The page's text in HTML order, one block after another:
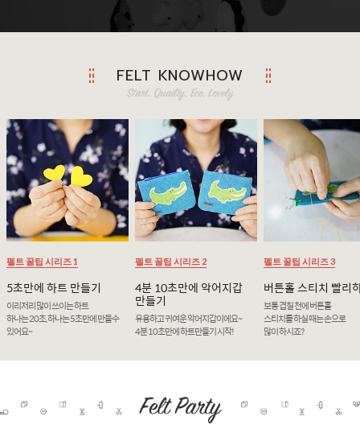
FELT KNOWHOW
펠트 꿀팁 시리즈 1
5초만에 하트 만들기
이리저리 많이 쓰이는 하트
하나는 20초, 하나는 5초만에 만들수
있어요~
펠트 꿀팁 시리즈 2
4분 10초만에 악어지갑
만들기
유용하고 귀여운 악어지갑이에요~
4분 10초만에 하트만들기 시작!
펠트 꿀팁 시리즈 3
버튼홀 스티치 빨리
보통 겹칠 천에 버튼홀
스티치를 하실 때는 손으로
많이 하시죠?